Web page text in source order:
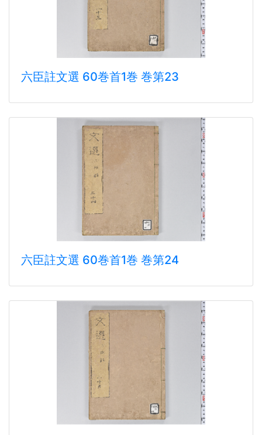
六臣註文選 60巻首1巻 巻第23
六臣註文選 60巻首1巻 巻第24